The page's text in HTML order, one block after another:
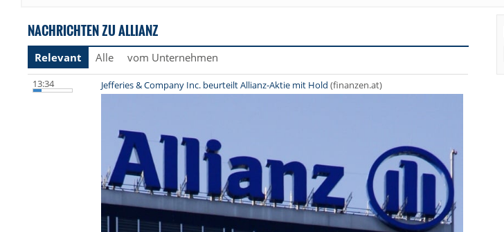
NACHRICHTEN ZU ALLIANZ
Relevant Alle vom Unternehmen
13:34 Jefferies & Company Inc. beurteilt Allianz-Aktie mit Hold (finanzen.at)